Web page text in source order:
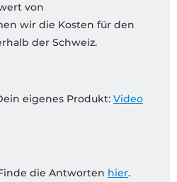
von
wir die Kosten für den
der Schweiz.
eigenes Produkt: Video
die Antworten hier.